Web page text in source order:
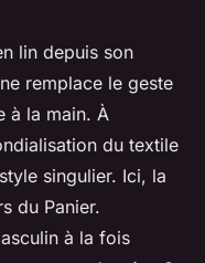
pour
: le guide
style
de lecture
lin depuis son
remplace le geste
à la main. À
du textile
singulier. Ici, la
du Panier.
à la fois